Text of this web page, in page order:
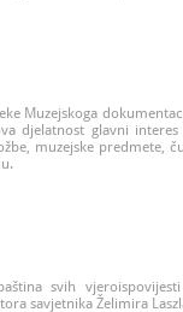
Muzejskoga
djelatnost glavni interes
muzejske predmete,
svih
savjetnika Želimira